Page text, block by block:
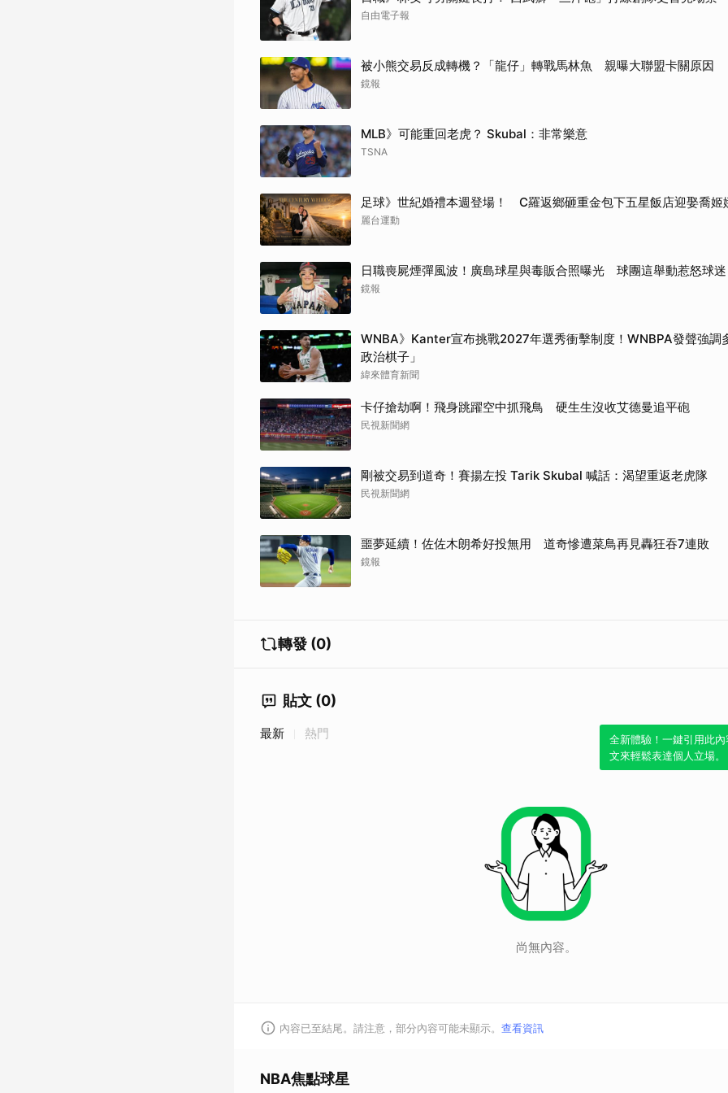
自由電子報
被小熊交易反成轉機？「龍仔」轉戰馬林魚 親曝大聯盟卡關原因
鏡報
MLB》可能重回老虎？ Skubal：非常樂意
TSNA
足球》世紀婚禮本週登場！ C羅返鄉砸重金包下五星飯店迎娶喬姬
麗台運動
日職喪屍煙彈風波！廣島球星與毒販合照曝光 球團這舉動惹怒球迷
鏡報
WNBA》Kanter宣布挑戰2027年選秀衝擊制度！WNBPA發聲強調
政治棋子」
緯來體育新聞
卡仔搶劫啊！飛身跳躍空中抓飛鳥 硬生生沒收艾德曼追平砲
民視新聞網
剛被交易到道奇！賽揚左投 Tarik Skubal 喊話：渴望重返老虎隊
民視新聞網
噩夢延續！佐佐木朗希好投無用 道奇慘遭菜鳥再見轟狂吞7連敗
鏡報
轉發 (0)
貼文 (0)
全新體驗！一鍵引用此
文來輕鬆表達個人立場。
最新 熱門
尚無內容。
內容已至結尾。請注意，部分內容可能未顯示。 查看資訊
NBA焦點球星